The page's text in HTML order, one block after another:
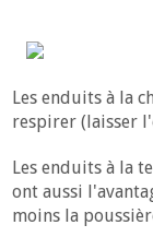
Les enduits à la
respirer (laisser
Les enduits à la
ont aussi
moins la